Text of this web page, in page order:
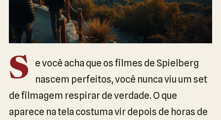
S
e você acha que os filmes de Spielberg
nascem perfeitos, você nunca viu um set
de filmagem respirar de verdade. O que
aparece na tela costuma vir depois de horas de